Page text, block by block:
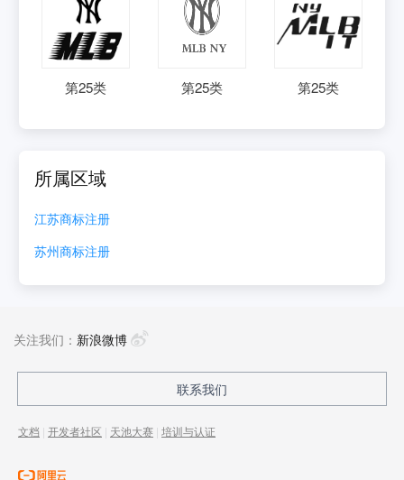
第25类 第25类 第25类
所属区域
江苏商标注册
苏州商标注册